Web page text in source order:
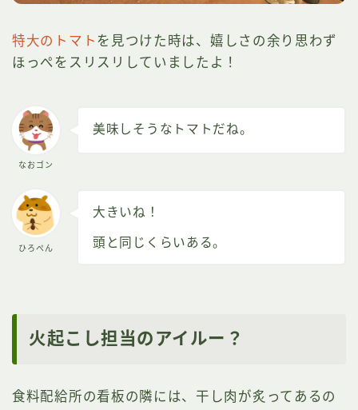
特大のトマト を見つけた時は、嬉しさの余り思わず
ほっぺをスリスリしていましたよ！
なおゴン
美味しそうなトマトだね。
ひろぺん
大きいね！
頭と同じくらいある。
火起こし担当のアイルー？
食料配給所の看板の隣には、干し肉が炙ってあるの